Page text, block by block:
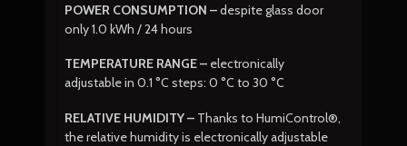
POWER CONSUMPTION –despite glass door
only 1.0 kWh / 24 hours
TEMPERATURE RANGE – electronically
adjustable in 0.1 °C steps: 0 °C to 30 °C
RELATIVE HUMIDITY – Thanks to HumiControl®,
the relative humidity is electronically adjustable